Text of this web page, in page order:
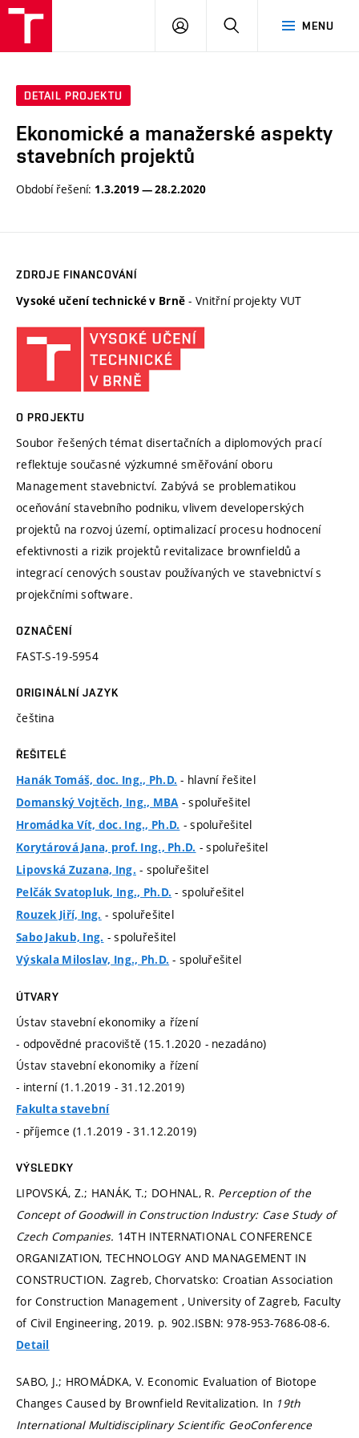
MENU
PŘIHLÁSIT
DETAIL PROJEKTU
Ekonomické a manažerské aspekty
stavebních projektů
Období řešení: 1.3.2019 — 28.2.2020
ZDROJE FINANCOVÁNÍ
Vysoké učení technické v Brně - Vnitřní projekty VUT
O PROJEKTU
Soubor řešených témat disertačních a diplomových prací
reflektuje současné výzkumné směřování oboru
Management stavebnictví. Zabývá se problematikou
oceňování stavebního podniku, vlivem developerských
projektů na rozvoj území, optimalizací procesu hodnocení
efektivnosti a rizik projektů revitalizace brownfieldů a
integrací cenových soustav používaných ve stavebnictví s
projekčními software.
OZNAČENÍ
FAST-S-19-5954
ORIGINÁLNÍ JAZYK
čeština
ŘEŠITELÉ
Hanák Tomáš, doc. Ing., Ph.D. - hlavní řešitel
Domanský Vojtěch, Ing., MBA- spoluřešitel
Hromádka Vít, doc. Ing., Ph.D. - spoluřešitel
Korytárová Jana, prof. Ing., Ph.D. - spoluřešitel
Lipovská Zuzana, Ing. - spoluřešitel
Pelčák Svatopluk, Ing., Ph.D. - spoluřešitel
Rouzek Jiří, Ing. - spoluřešitel
Sabo Jakub, Ing. - spoluřešitel
Výskala Miloslav, Ing., Ph.D. - spoluřešitel
ÚTVARY
Ústav stavební ekonomiky a řízení
- odpovědné pracoviště (15.1.2020 - nezadáno)
Ústav stavební ekonomiky a řízení
- interní (1.1.2019 - 31.12.2019)
Fakulta stavební
- příjemce (1.1.2019 - 31.12.2019)
VÝSLEDKY
LIPOVSKÁ, Z.; HANÁK, T.; DOHNAL, R. Perception of the
Concept of Goodwill in Construction Industry: Case Study of
Czech Companies. 14TH INTERNATIONAL CONFERENCE
ORGANIZATION, TECHNOLOGY AND MANAGEMENT IN
CONSTRUCTION. Zagreb, Chorvatsko: Croatian Association
for Construction Management , University of Zagreb, Faculty
of Civil Engineering, 2019. p. 902.ISBN: 978-953-7686-08-6.
Detail
SABO, J.; HROMÁDKA, V. Economic Evaluation of Biotope
Changes Caused by Brownfield Revitalization. In 19th
International Multidisciplinary Scientific GeoConference